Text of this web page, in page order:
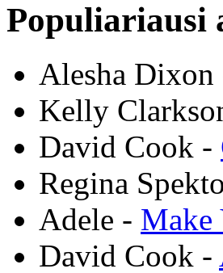
Populiariausi
Alesha Dixon
Kelly
David Cook -
Regina
Adele - Make
David Cook -